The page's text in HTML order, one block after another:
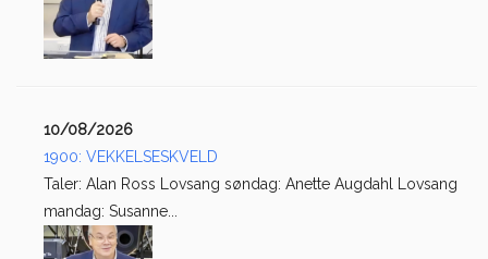
10/08/2026
1900: VEKKELSESKVELD
Taler: Alan Ross Lovsang søndag: Anette Augdahl Lovsang
mandag: Susanne...